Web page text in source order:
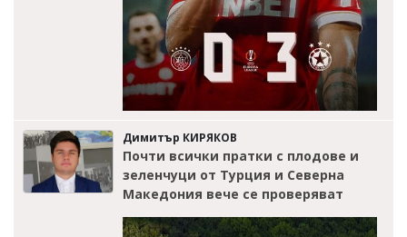
Димитър КИРЯКОВ
Почти всички пратки с плодове и
зеленчуци от Турция и Северна
Македония вече се проверяват